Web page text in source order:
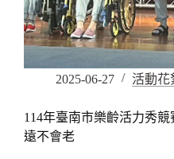
的
未
來
2025-06-27 活動花
114年臺南市樂齡活力秀
遠不會老